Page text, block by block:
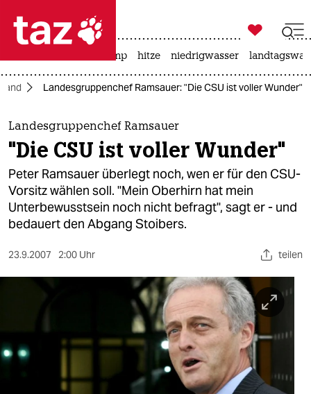
 taz zahl ich
taz zahl ich
themen
politik
öko
gesellschaft
kultur
sport
nord
wahrheit

taz zahl ich
usa unter trump hitze niedrigwasser
Landesgruppenchef Ramsauer: "Die CSU ist voller Wunder"
Landesgruppenchef Ramsauer
"Die CSU ist voller Wunder"
Peter Ramsauer überlegt noch, wen er für den CSU-
Vorsitz wählen soll. "Mein Oberhirn hat mein
Unterbewusstsein noch nicht befragt", sagt er - und
bedauert den Abgang Stoibers.
23.9.2007 2:00 Uhr teilen